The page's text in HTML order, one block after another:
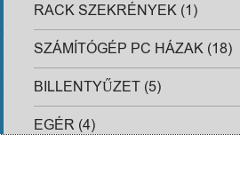
RACK SZEKRÉNYEK (1)
SZÁMÍTÓGÉP PC HÁZAK (18)
BILLENTYŰZET (5)
EGÉR (4)